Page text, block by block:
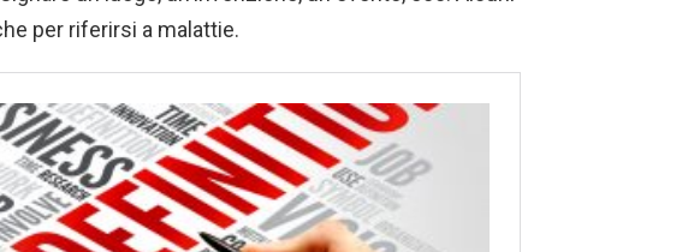
per riferirsi a malattie.